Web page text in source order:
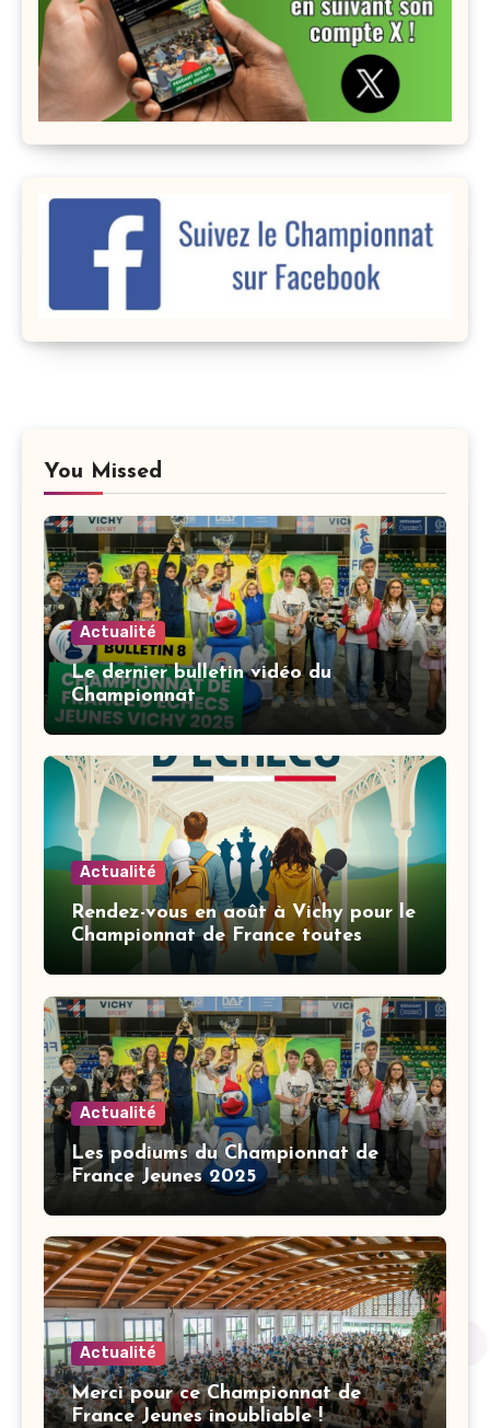
You Missed
Actualité
Le dernier bulletin vidéo du
Championnat
Actualité
Rendez-vous en août à Vichy pour le
Championnat de France toutes
Actualité
Les podiums du Championnat de
France Jeunes 2025
Actualité
Merci pour ce Championnat de
France Jeunes inoubliable !